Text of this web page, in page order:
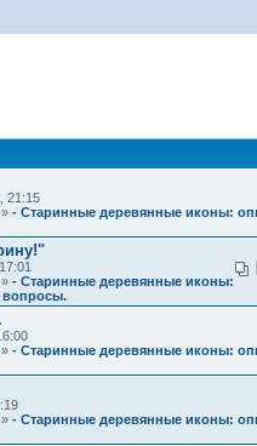
21:15
» - Старинные деревянные иконы:
» - Старинные деревянные иконы:
вопросы.
» - Старинные деревянные иконы:
» - Старинные деревянные иконы: